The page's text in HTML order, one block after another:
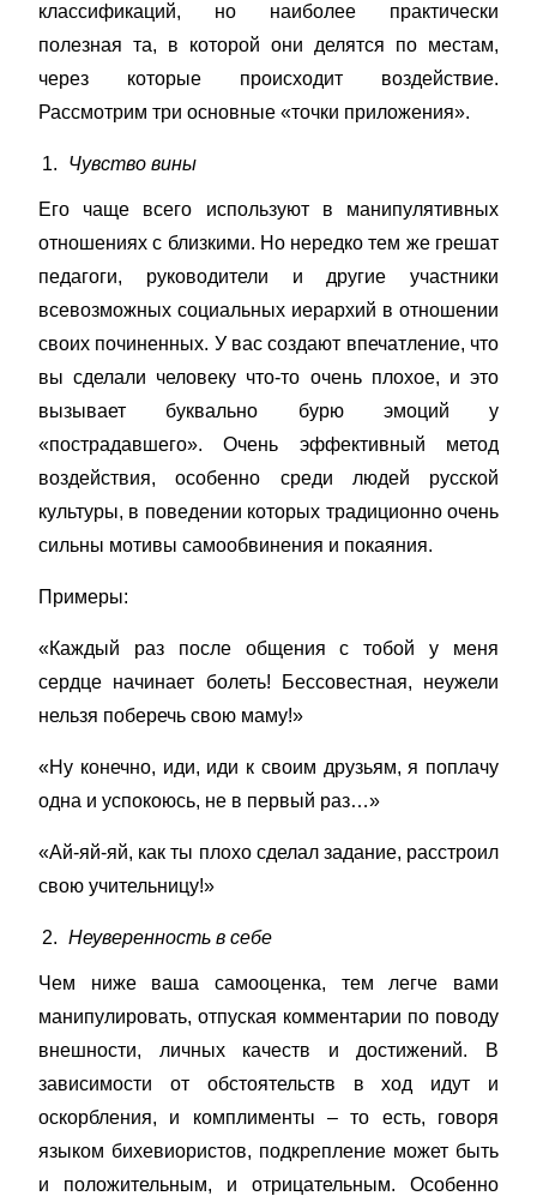
классификаций, но наиболее практически
полезная та, в которой они делятся по местам,
через которые происходит воздействие.
Рассмотрим три основные «точки приложения».
Чувство вины
Его чаще всего используют в манипулятивных
отношениях с близкими. Но нередко тем же грешат
педагоги, руководители и другие участники
всевозможных социальных иерархий в отношении
своих починенных. У вас создают впечатление, что
вы сделали человеку что-то очень плохое, и это
вызывает буквально бурю эмоций у
«пострадавшего». Очень эффективный метод
воздействия, особенно среди людей русской
культуры, в поведении которых традиционно очень
сильны мотивы самообвинения и покаяния.
Примеры:
«Каждый раз после общения с тобой у меня
сердце начинает болеть! Бессовестная, неужели
нельзя поберечь свою маму!»
«Ну конечно, иди, иди к своим друзьям, я поплачу
одна и успокоюсь, не в первый раз…»
«Ай-яй-яй, как ты плохо сделал задание, расстроил
свою учительницу!»
Неуверенность в себе
Чем ниже ваша самооценка, тем легче вами
манипулировать, отпуская комментарии по поводу
внешности, личных качеств и достижений. В
зависимости от обстоятельств в ход идут и
оскорбления, и комплименты – то есть, говоря
языком бихевиористов, подкрепление может быть
и положительным, и отрицательным. Особенно